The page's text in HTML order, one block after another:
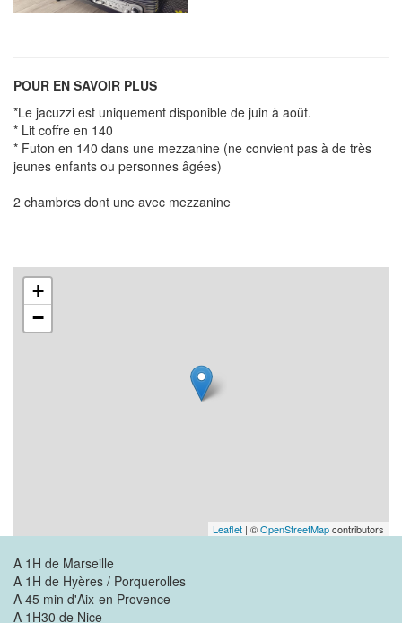
POUR EN SAVOIR PLUS
*Le jacuzzi est uniquement disponible de juin à août.
* Lit coffre en 140
* Futon en 140 dans une mezzanine (ne convient pas à de très
jeunes enfants ou personnes âgées)
2 chambres dont une avec mezzanine
+
−
Leaflet | ©OpenStreetMapcontributors
A 1H de Marseille
A 1H de Hyères / Porquerolles
A 45 min d'Aix-en Provence
A 1H30 de Nice